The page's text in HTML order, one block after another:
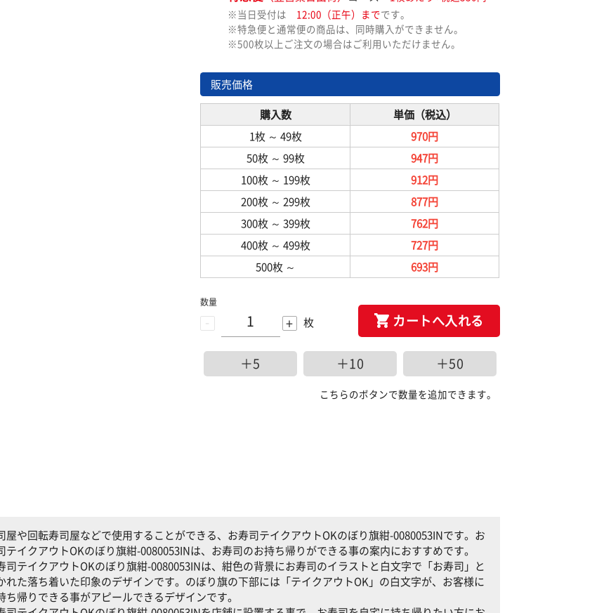
※当日受付は 12:00（正午）までです。
※特急便と通常便の商品は、同時購入ができません。
※500枚以上ご注文の場合はご利用いただけません。
販売価格
購入数
単価（税込）
1枚 ～ 49枚
970円
50枚 ～ 99枚
947円
100枚 ～ 199枚
912円
200枚 ～ 299枚
877円
300枚 ～ 399枚
762円
400枚 ～ 499枚
727円
500枚 ～ 693円
-
数量
+ 枚 カートへ入れる
＋5 ＋10 ＋50
こちらのボタンで数量を追加できます。
屋や回転寿司屋などで使用することができる、お寿司テイクアウトOKのぼり旗紺-0080053INです。お
テイクアウトOKのぼり旗紺-0080053INは、お寿司のお持ち帰りができる事の案内におすすめです。
司テイクアウトOKのぼり旗紺-0080053INは、紺色の背景にお寿司のイラストと白文字で「お寿司」と
れた落ち着いた印象のデザインです。のぼり旗の下部には「テイクアウトOK」の白文字が、お客様に
ち帰りできる事がアピールできるデザインです。